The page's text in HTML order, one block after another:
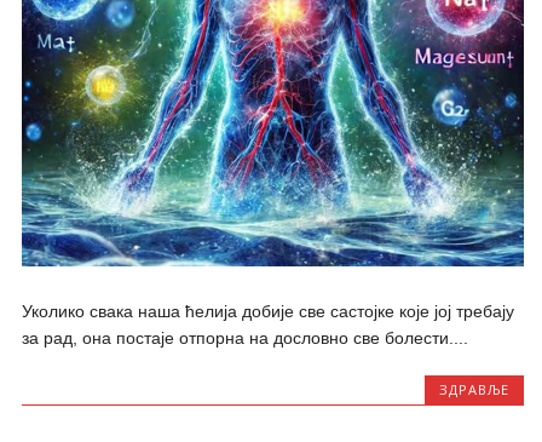
Уколико свака наша ћелија добије све састојке које јој требају
за рад, она постаје отпорна на дословно све болести....
ЗДРАВЉЕ